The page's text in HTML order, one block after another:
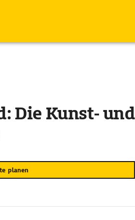
Die Kunst- und
planen